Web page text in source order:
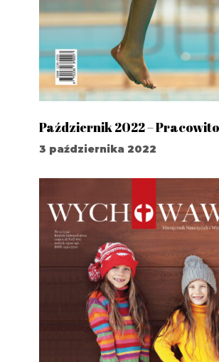
Październik 2022 –
3 października 2022